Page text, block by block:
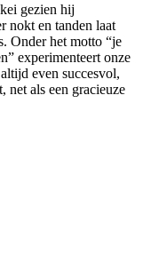
gezien hij
nokt en tanden laat
Onder het motto “je
experimenteert onze
even succesvol,
net als een gracieuze